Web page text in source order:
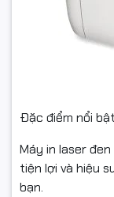
Đặc điểm nổi
Máy in laser
tiện lợi và hiệu
bạn.
Thông số
Loại máy in
Khổ giấy tối đa